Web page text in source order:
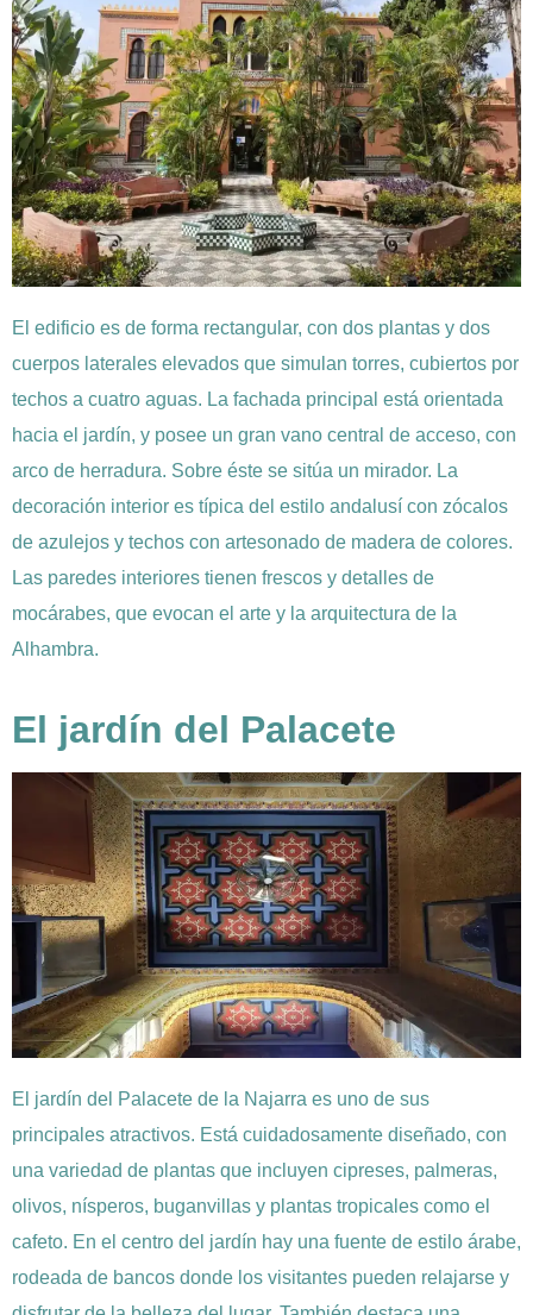
El edificio es de forma rectangular, con dos plantas y dos
cuerpos laterales elevados que simulan torres, cubiertos por
techos a cuatro aguas. La fachada principal está orientada
hacia el jardín, y posee un gran vano central de acceso, con
arco de herradura. Sobre éste se sitúa un mirador. La
decoración interior es típica del estilo andalusí con zócalos
de azulejos y techos con artesonado de madera de colores.
Las paredes interiores tienen frescos y detalles de
mocárabes, que evocan el arte y la arquitectura de la
Alhambra.
El jardín del Palacete
El jardín del Palacete de la Najarra es uno de sus
principales atractivos. Está cuidadosamente diseñado, con
una variedad de plantas que incluyen cipreses, palmeras,
olivos, nísperos, buganvillas y plantas tropicales como el
cafeto. En el centro del jardín hay una fuente de estilo árabe,
rodeada de bancos donde los visitantes pueden relajarse y